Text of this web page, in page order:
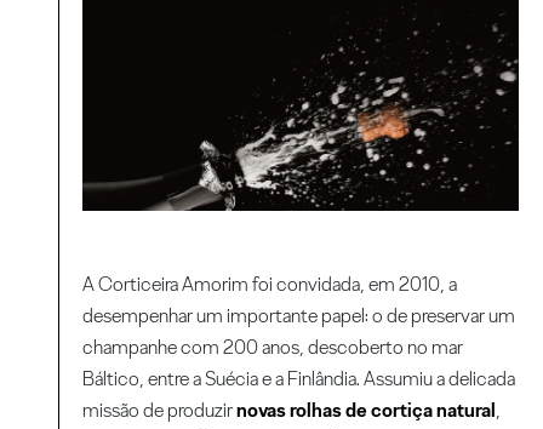
A Corticeira Amorim foi convidada, em 2010, a
desempenhar um importante papel: o de preservar um
champanhe com 200 anos, descoberto no mar
Báltico, entre a Suécia e a Finlândia. Assumiu a delicada
missão de produzirnovas rolhas de cortiça natural,